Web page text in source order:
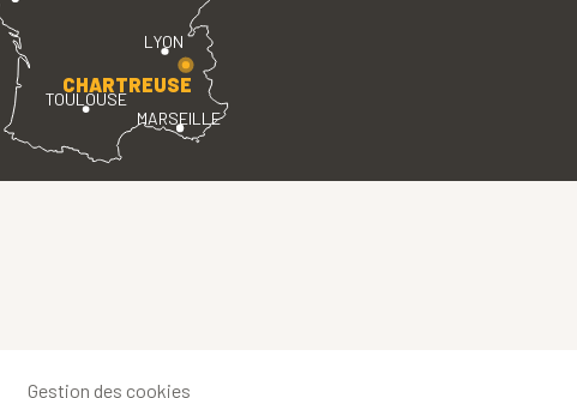
LYON
TOULOUSE
MARSEILLE
CHARTREUSE
Gestion des cookies